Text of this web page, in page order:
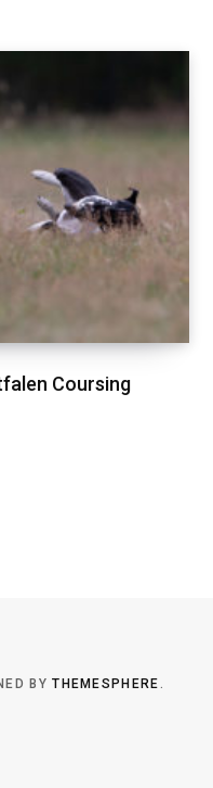
Coursing
BYTHEMESPHERE.